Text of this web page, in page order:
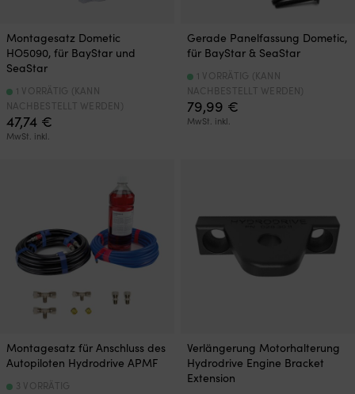
Montagesatz Dometic
HO5090, für BayStar und
SeaStar
47,74 €
MwSt. inkl.
1 VORRÄTIG (KANN
NACHBESTELLT WERDEN)
Gerade Panelfassung Dometic,
für BayStar & SeaStar
79,99 €
MwSt. inkl.
1 VORRÄTIG (KANN
NACHBESTELLT WERDEN)
Montagesatz für Anschluss des
Autopiloten Hydrodrive APMF
3 VORRÄTIG
Verlängerung Motorhalterung
Hydrodrive Engine Bracket
Extension